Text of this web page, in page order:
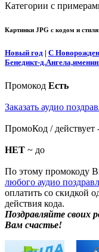
Категории с
Картинки JPG с кодом и
Новый год | С
Бенедикт-
Промокод Есть
Заказать аудио
ПромоКод /
НЕТ ~ до
По этому промокоду
любого аудио
оплатить со скидкой
действия кода.
Поздравляйте своих
Вам счастье!